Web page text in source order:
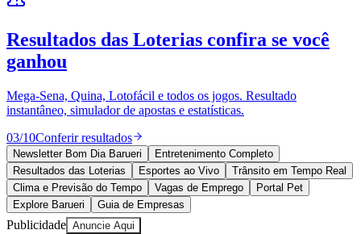
Anuncie no Portal
Cadastrar Empresa
Divulgar Vagas
Política
Esportes
Saúde
Segurança
Cultura
Meio Ambiente
Obras
Educação
Resultados das Loterias confira se você
ganhou
Mega-Sena, Quina, Lotofácil e todos os jogos. Resultado
instantâneo, simulador de apostas e estatísticas.
03/10Conferir resultados
Newsletter Bom Dia Barueri
Entretenimento Completo
Resultados das Loterias
Esportes ao Vivo
Trânsito em Tempo Real
Clima e Previsão do Tempo
Vagas de Emprego
Portal Pet
Explore Barueri
Guia de Empresas
Publicidade Anuncie Aqui